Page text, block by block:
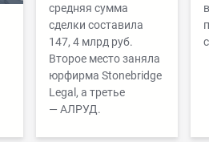
средняя сумма
сделки составила
147, 4 млрд руб.
Второе место заняла
юрфирма Stonebridge
Legal, а третье
— АЛРУД.